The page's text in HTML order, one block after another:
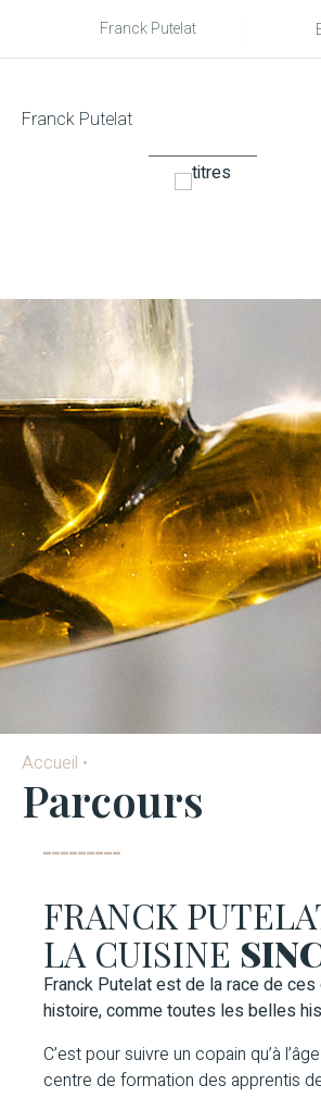
Franck Putelat
Franck Putelat
Accueil •
Parcours
FRANCK
LA CUISINE
Franck Putelat est de la race de
histoire, comme toutes les belles
C’est pour suivre un copain qu’à
centre de formation des apprentis